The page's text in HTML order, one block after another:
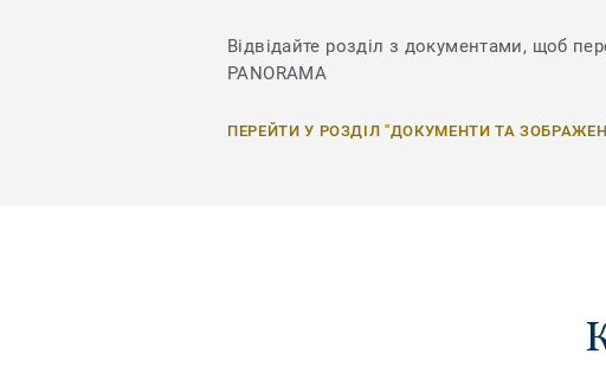
Відвідайте розділ з документами, щоб
PANORAMA
ПЕРЕЙТИ У РОЗДІЛ "ДОКУМЕНТИ ТА